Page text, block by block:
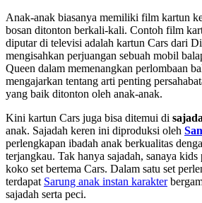
Anak-anak biasanya memiliki film kartun
bosan ditonton berkali-kali. Contoh film
diputar di televisi adalah kartun Cars dari
mengisahkan perjuangan sebuah mobil
Queen dalam memenangkan perlombaan
mengajarkan tentang arti penting
yang baik ditonton oleh anak-anak.
Kini kartun Cars juga bisa ditemui di
anak. Sajadah keren ini diproduksi oleh
perlengkapan ibadah anak berkualitas
terjangkau. Tak hanya sajadah, sanaya kids
koko set bertema Cars. Dalam satu set
terdapat Sarung anak instan karakter
sajadah serta peci.